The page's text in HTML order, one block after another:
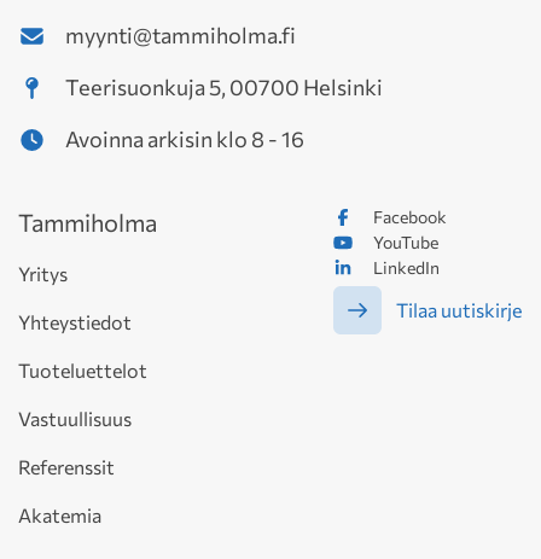
myynti@tammiholma.fi
Teerisuonkuja 5, 00700 Helsinki
Avoinna arkisin klo 8 - 16
Facebook
YouTube
LinkedIn
Tilaa uutiskirje
Tammiholma
Yritys
Yhteystiedot
Tuoteluettelot
Vastuullisuus
Referenssit
Akatemia